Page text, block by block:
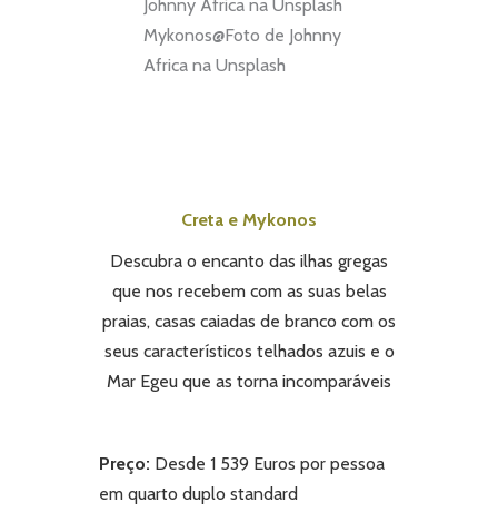
Mykonos@Foto de Johnny
Africa na Unsplash
Creta e Mykonos
Descubra o encanto das ilhas gregas
que nos recebem com as suas belas
praias, casas caiadas de branco com os
seus característicos telhados azuis e o
Mar Egeu que as torna incomparáveis
Preço: Desde 1 539 Euros por pessoa
em quarto duplo standard